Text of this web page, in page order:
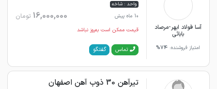
آسا فولاد ابهر-مرصاد
بابائی
امتیاز فروشنده: 74%
واحد : شاخه
10 ماه پیش
16,000,000 تومان
قیمت ممکن است به‌روز نباشد
تماس گفتگو
تیرآهن 30 ذوب آهن اصفهان